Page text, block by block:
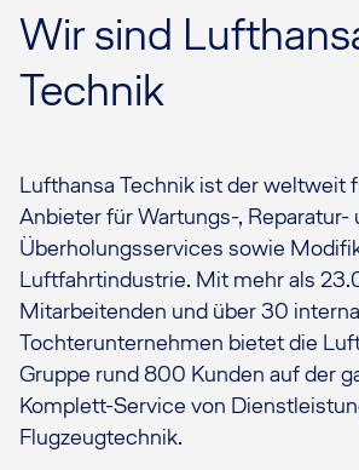
Wir sind
Technik
Lufthansa Technik ist der weltweit
Anbieter für Wartungs-, Reparatur-
Überholungsservices sowie
Luftfahrtindustrie. Mit mehr als
Mitarbeitenden und über 30
Tochterunternehmen bietet die
Gruppe rund 800 Kunden auf der
Komplett-Service von
Flugzeugtechnik.